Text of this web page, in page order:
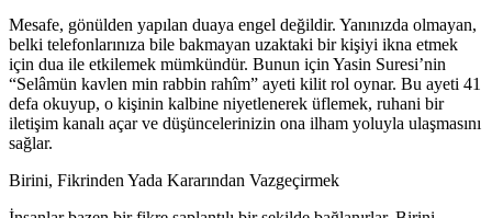
Mesafe, gönülden yapılan duaya engel değildir. Yanınızda olmayan,
belki telefonlarınıza bile bakmayan uzaktaki bir kişiyi ikna etmek
için dua ile etkilemek mümkündür. Bunun için Yasin Suresi’nin
“Selâmün kavlen min rabbin rahîm” ayeti kilit rol oynar. Bu ayeti 41
defa okuyup, o kişinin kalbine niyetlenerek üflemek, ruhani bir
iletişim kanalı açar ve düşüncelerinizin ona ilham yoluyla ulaşmasını
sağlar.
Birini, Fikrinden Yada Kararından Vazgeçirmek